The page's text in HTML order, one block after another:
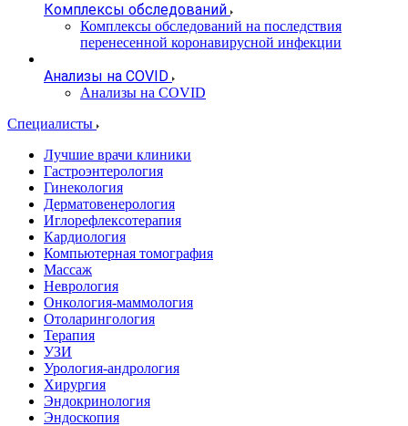
Комплексы обследований
Комплексы обследований на последствия
перенесенной коронавирусной инфекции
Анализы на COVID
Анализы на COVID
Специалисты
Лучшие врачи клиники
Гастроэнтерология
Гинекология
Дерматовенерология
Иглорефлексотерапия
Кардиология
Компьютерная томография
Массаж
Неврология
Онкология-маммология
Отоларингология
Терапия
УЗИ
Урология-андрология
Хирургия
Эндокринология
Эндоскопия